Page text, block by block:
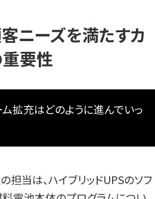
ニーズを満たすカ
要性
ム拡充はどのように進んでいっ
担当は、ハイブリッドUPSのソフ